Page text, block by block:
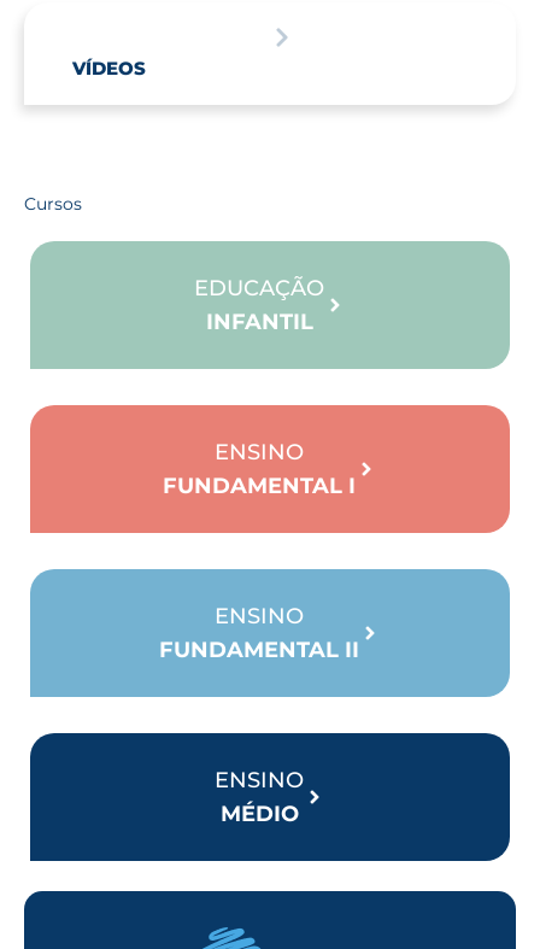
VÍDEOS
Cursos
EDUCAÇÃO
INFANTIL
ENSINO
FUNDAMENTAL I
ENSINO
FUNDAMENTAL II
ENSINO
MÉDIO